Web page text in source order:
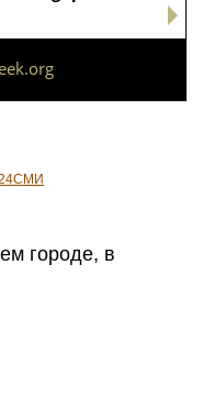
24СМИ
городе, в